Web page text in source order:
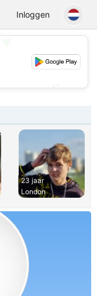
Inloggen
23 jaar
London